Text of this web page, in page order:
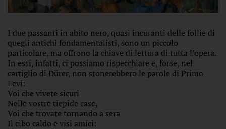
I due passanti in abito nero, quasi incuranti delle follie di
quegli antichi fondamentalisti, sono un piccolo
particolare, ma offrono la chiave di lettura di tutta l’opera.
In essi, infatti, ci possiamo rispecchiare e, forse, nel
cartiglio di Dürer, non stonerebbero le parole di Primo
Levi:
Voi che vivete sicuri
Nelle vostre tiepide case,
Voi che trovate tornando a sera
Il cibo caldo e visi amici: